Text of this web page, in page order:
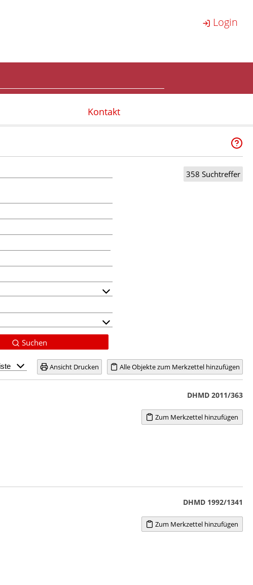
Login
Kontakt
358 Suchtreffer
Suchen
Alle Objekte zum Merkzettel hinzufügen
Ansicht Drucken
DHMD 2011/363
Zum Merkzettel hinzufügen
DHMD 1992/1341
Zum Merkzettel hinzufügen